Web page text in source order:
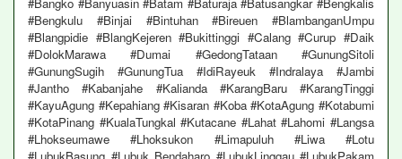
#Bengkulu #Binjai #Bintuhan #Bireuen #BlambanganUmpu
#Blangpidie #BlangKejeren #Bukittinggi #Calang #Curup #Daik
#DolokMarawa #Dumai #GedongTataan #GunungSitoli
#GunungSugih #GunungTua #IdiRayeuk #Indralaya #Jambi
#Jantho #Kabanjahe #Kalianda #KarangBaru #KarangTinggi
#KayuAgung #Kepahiang #Kisaran #Koba #KotaAgung #Kotabumi
#KotaPinang #KualaTungkal #Kutacane #Lahat #Lahomi #Langsa
#Lhokseumawe #Lhoksukon #Limapuluh #Liwa #Lotu